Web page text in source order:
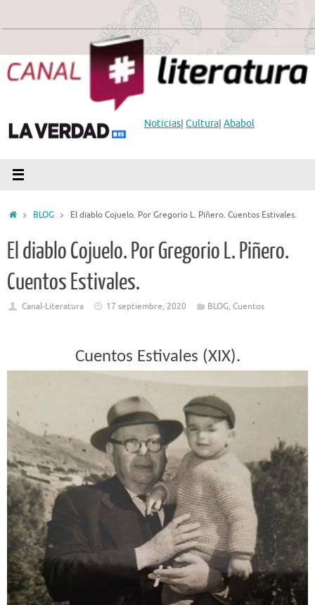
Noticias| Cultura| Ababol
InicioBLOG El diablo Cojuelo. Por Gregorio L. Piñero. Cuentos Estivales.
El diablo Cojuelo. Por Gregorio L. Piñero.
Cuentos Estivales.
Canal-Literatura 17 septiembre, 2020 BLOG, Cuentos
Cuentos Estivales (XIX).